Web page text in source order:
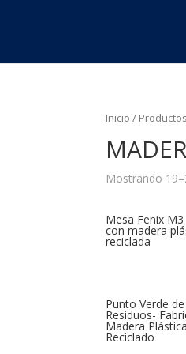
Inicio / Productos
Mostrando
Mesa Fenix
con madera
reciclada
Punto Verde
Residuos-
Madera
Reciclado